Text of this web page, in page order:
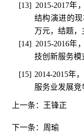
[13] 2015-2017年
结构演进的
万元，结题，
[14] 2015-2016年
技创新服务模
[15] 2014-2015年
服务业发展竞
上一条： 王锋正
下一条： 周瑜